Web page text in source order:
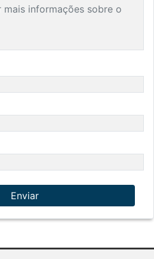
Enviar